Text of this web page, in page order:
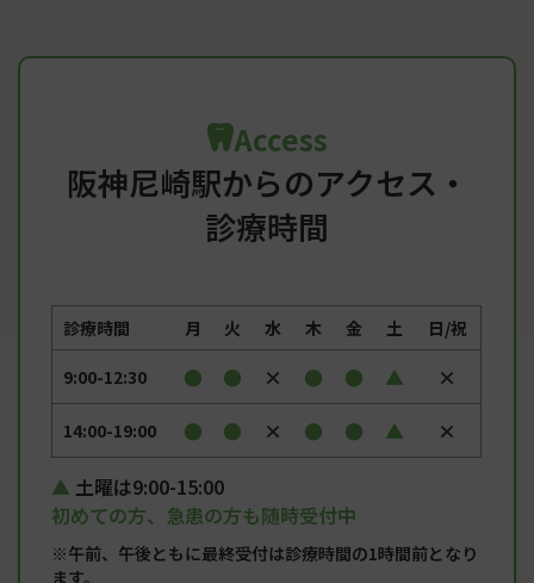
Access
阪神尼崎駅からのアクセス・
診療時間
診療時間 月 火 水 木 金 土 日/祝
9:00-12:30 ● ● × ● ● ▲ ×
14:00-19:00 ● ● × ● ● ▲
×
土曜は9:00-15:00
初めての方、急患の方も随時受付中
※午前、午後ともに最終受付は診療時間の1時間前となり
ます。